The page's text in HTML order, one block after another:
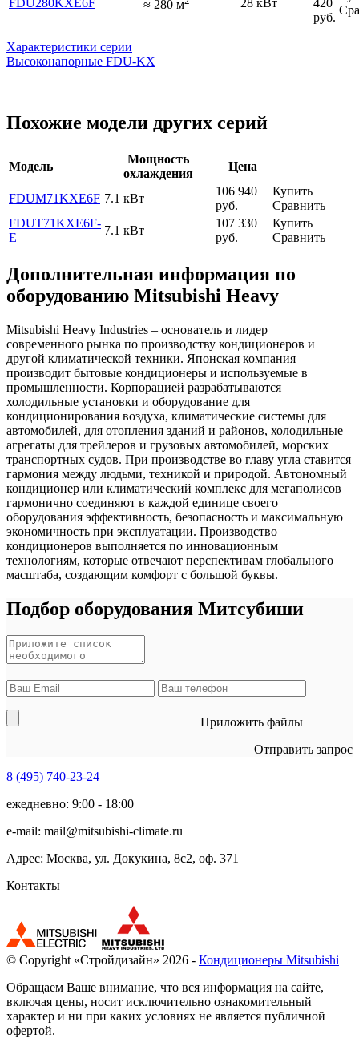
FDU280KXE6F ≈ 280 м 28 кВт
420
руб.
Характеристики серии
Высоконапорные FDU-KX
Похожие модели других серий
Модель
Мощность
охлаждения
Цена
FDUM71KXE6F 7.1 кВт
106 940
руб.
Купить
Сравнить
FDUT71KXE6F-
E
7.1 кВт
107 330
руб.
Купить
Сравнить
Дополнительная информация по
оборудованию Mitsubishi Heavy
Mitsubishi Heavy Industries – основатель и лидер
современного рынка по производству кондиционеров и
другой климатической техники. Японская компания
производит бытовые кондиционеры и используемые в
промышленности. Корпорацией разрабатываются
холодильные установки и оборудование для
кондиционирования воздуха, климатические системы для
автомобилей, для отопления зданий и районов, холодильные
агрегаты для трейлеров и грузовых автомобилей, морских
транспортных судов. При производстве во главу угла ставится
гармония между людьми, техникой и природой. Автономный
кондиционер или климатический комплекс для мегаполисов
гармонично соединяют в каждой единице своего
оборудования эффективность, безопасность и максимальную
экономичность при эксплуатации. Производство
кондиционеров выполняется по инновационным
технологиям, которые отвечают перспективам глобального
масштаба, создающим комфорт с большой буквы.
Подбор оборудования Митсубиши
Приложить файлы
Отправить запрос
8 (495) 740-23-24
ежедневно: 9:00 - 18:00
e-mail: mail@mitsubishi-climate.ru
Адрес: Москва, ул. Докукина, 8с2, оф. 371
Контакты
© Copyright «Стройдизайн» 2026 - Кондиционеры Mitsubishi
Обращаем Ваше внимание, что вся информация на сайте,
включая цены, носит исключительно ознакомительный
характер и ни при каких условиях не является публичной
офертой.